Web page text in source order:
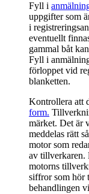
Fyll i
uppgifter som
i
eventuellt
gammal båt
Fyll i
förloppet vid
blanketten.
Kontrollera att
form.
märket. Det är
meddelas rätt
motor som
av tillverkaren.
motorns
siffror som hör
behandlingen